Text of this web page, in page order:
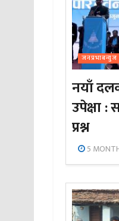
नयाँ
उपेक्षा :
प्रश्न
5